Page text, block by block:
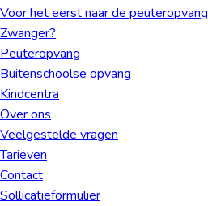
Voor het eerst naar de peuteropvang
Zwanger?
Peuteropvang
Buiten­schoolse opvang
Kindcentra
Over ons
Veelgestelde vragen
Tarieven
Contact
Sollicatieformulier